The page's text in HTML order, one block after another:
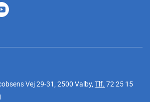
Vej 29-31, 2500 Valby, Tlf. 72 25 15